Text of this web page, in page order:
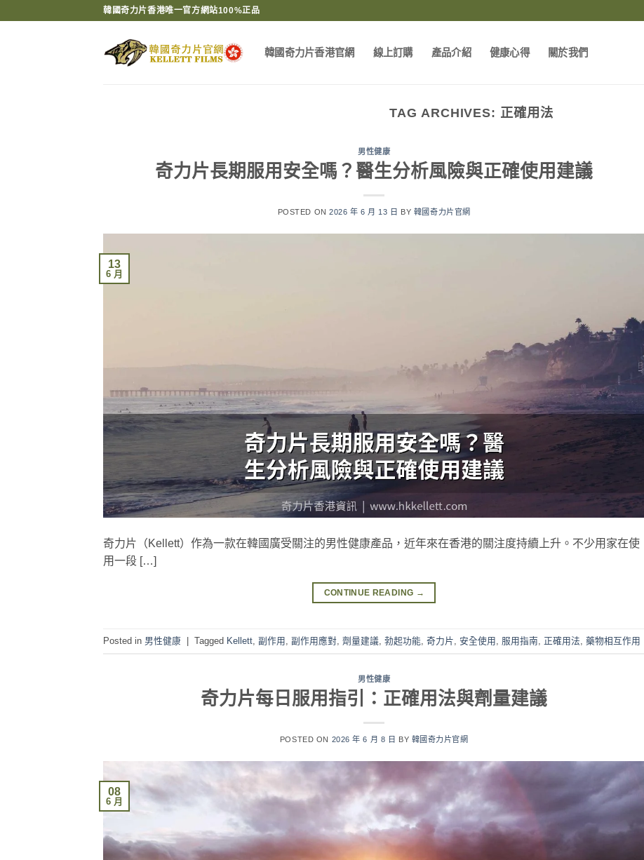
韓國奇力片香港唯一官方網站100%正品
韓國奇力片香港官網 線上訂購 產品介紹 健康心得 關於我們
TAG ARCHIVES: 正確用法
男性健康
奇力片長期服用安全嗎？醫生分析風險與正確使用建議
POSTED ON2026 年 6 月 13 日 BY 韓國奇力片官網
13
6 月
奇力片（Kellett）作為一款在韓國廣受關注的男性健康產品，近年來在香港的關注度持續上升。不少用家在使
用一段 […]
CONTINUE READING →
Posted in 男性健康 | Tagged Kellett 副作用 副作用應對 劑量建議 勃起功能 奇力片 安全使用 服用指南 正確用法 藥物相互作用
男性健康
奇力片每日服用指引：正確用法與劑量建議
POSTED ON 2026 年 6 月 8 日 BY 韓國奇力片官網
08
6 月